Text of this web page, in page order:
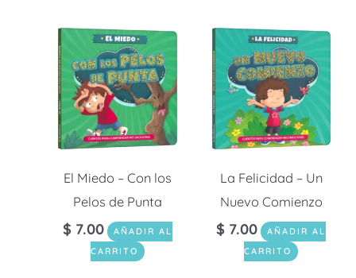
El Miedo – Con los
Pelos de Punta
$ 7.00
AÑADIR AL
CARRITO
La Felicidad – Un
Nuevo Comienzo
$ 7.00
AÑADIR AL
CARRITO